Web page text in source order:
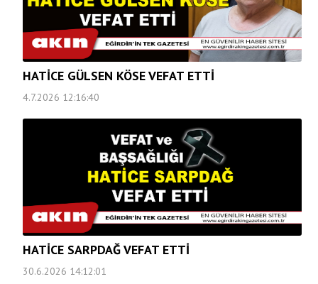
HATİCE GÜLSEN KÖSE VEFAT ETTİ
4.7.2026 12:16:40
HATİCE SARPDAĞ VEFAT ETTİ
30.6.2026 14:12:01